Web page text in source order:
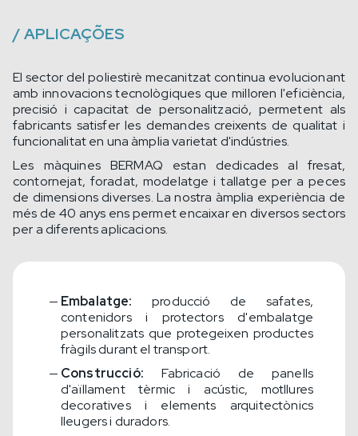
/APLICAÇÕES
El sector del poliestirè mecanitzat continua evolucionant
amb innovacions tecnològiques que milloren l'eficiència,
precisió i capacitat de personalització, permetent als
fabricants satisfer les demandes creixents de qualitat i
funcionalitat en una àmplia varietat d'indústries.
Les màquines BERMAQ estan dedicades al fresat,
contornejat, foradat, modelatge i tallatge per a peces
de dimensions diverses. La nostra àmplia experiència de
més de 40 anys ens permet encaixar en diversos sectors
per a diferents aplicacions.
Embalatge: producció de safates,
contenidors i protectors d'embalatge
personalitzats que protegeixen productes
fràgils durant el transport.
Construcció: Fabricació de panells
d'aïllament tèrmic i acústic, motllures
decoratives i elements arquitectònics
lleugers i duradors.